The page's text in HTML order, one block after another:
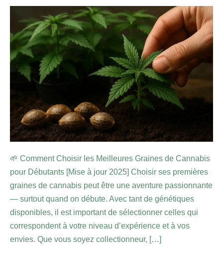
🌱 Comment Choisir les Meilleures Graines de Cannabis
pour Débutants [Mise à jour 2025] Choisir ses premières
graines de cannabis peut être une aventure passionnante
— surtout quand on débute. Avec tant de génétiques
disponibles, il est important de sélectionner celles qui
correspondent à votre niveau d’expérience et à vos
envies. Que vous soyez collectionneur, […]